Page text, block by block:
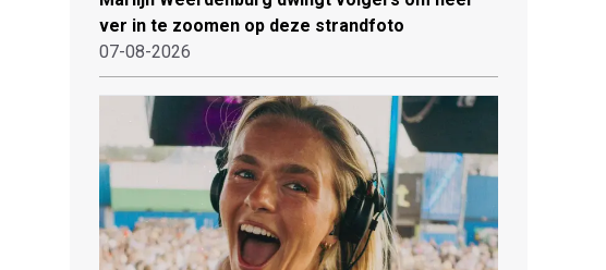
ver in te zoomen op deze strandfoto
07-08-2026